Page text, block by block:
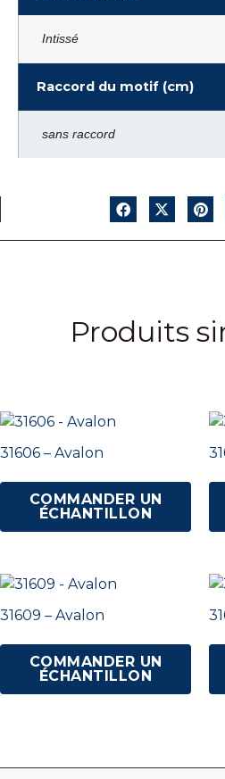
Intissé
Raccord du motif (cm)
sans raccord
Produits
31606 – Avalon
COMMANDER UN
ÉCHANTILLON
31609 – Avalon
COMMANDER UN
ÉCHANTILLON